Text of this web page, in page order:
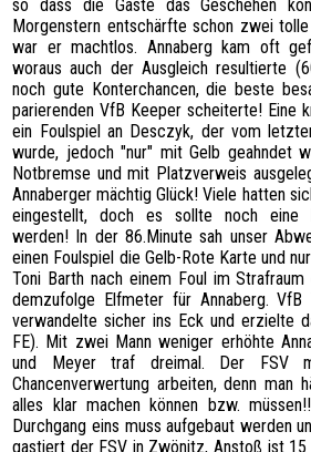
so dass die Gäste das Geschehen
Morgenstern entschärfte schon zwei
war er machtlos. Annaberg kam oft
woraus auch der Ausgleich resultierte
noch gute Konterchancen, die beste
parierenden VfB Keeper scheiterte! Eine
ein Foulspiel an Desczyk, der vom
wurde, jedoch "nur" mit Gelb geahndet
Notbremse und mit Platzverweis
Annaberger mächtig Glück! Viele hatten
eingestellt, doch es sollte noch eine
werden! In der 86.Minute sah unser
einen Foulspiel die Gelb-Rote Karte und
Toni Barth nach einem Foul im
demzufolge Elfmeter für Annaberg.
verwandelte sicher ins Eck und erzielte
FE). Mit zwei Mann weniger erhöhte
und Meyer traf dreimal. Der FSV
Chancenverwertung arbeiten, denn man
alles klar machen können bzw.
Durchgang eins muss aufgebaut werden
gastiert der FSV in Zwönitz, Anstoß ist 15